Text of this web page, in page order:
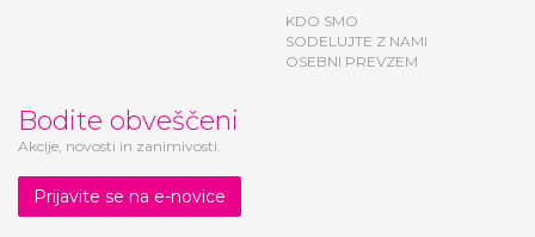
KDO SMO
SODELUJTE Z NAMI
OSEBNI PREVZEM
Bodite obveščeni
Akcije, novosti in zanimivosti.
Prijavite se na e-novice